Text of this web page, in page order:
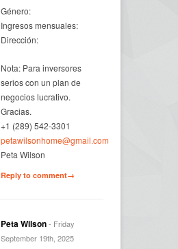
Género:
Ingresos mensuales:
Dirección:
Nota: Para inversores
serios con un plan de
negocios lucrativo.
Gracias.
+1 (289) 542-3301
petawilsonhome@gmail.com
Peta Wilson
Reply to comment→
Peta Wilson- Friday
September 19th, 2025